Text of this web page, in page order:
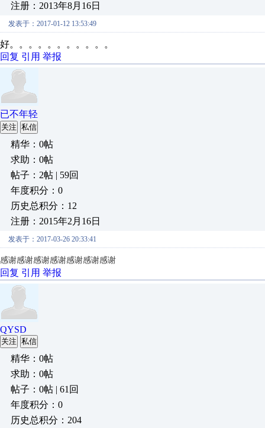
注册：2013年8月16日
发表于：2017-01-12 13:53:49
好。。。。。。。。。。。
回复 引用 举报
已不年轻
关注 私信
精华：0帖
求助：0帖
帖子：2帖 | 59回
年度积分：0
历史总积分：12
注册：2015年2月16日
发表于：2017-03-26 20:33:41
感谢感谢感谢感谢感谢感谢感谢
回复 引用 举报
QYSD
关注 私信
精华：0帖
求助：0帖
帖子：0帖 | 61回
年度积分：0
历史总积分：204